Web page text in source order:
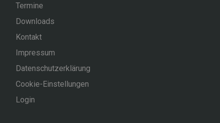
Termine
Downloads
Kontakt
Impressum
Datenschutzerklärung
Cookie-Einstellungen
Login